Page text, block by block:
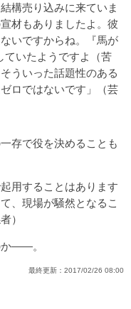
構売り込みに来ていま
材もありましたよ。彼
いですからね。『馬が
ていたようですよ（苦
ういった話題性のある
ロではないです」（芸
存で役を決めることも
用することはあります
、現場が騒然となるこ
）
か――。
最終更新： 2017/02/26 08:00